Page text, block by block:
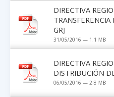
DIRECTIVA
GRJ
31/05/2016 — 1.1 MB
DIRECTIVA
DISTRIBUCIÓN
06/05/2016 — 2.8 MB